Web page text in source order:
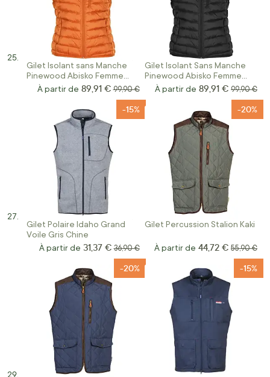
Gilet Isolant sans Manche
Pinewood Abisko Femme
Orange
À partir de 89,91 € Prix normal
99,90 €
Gilet Isolant Sans Manche
Pinewood Abisko Femme
NoirÀ partir de 89,91 € Prix
99,90 €
Gilet Polaire Idaho Grand
Voile Gris Chine
-15%
À partir de 31,37 € Prix normal
36,90 €
Gilet Percussion Stalion Kaki
-20%
À partir de 44,72 € Prix
55,90 €
-20% -15%